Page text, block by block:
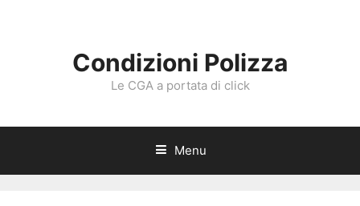
Condizioni Polizza
Le CGA a portata di click
Menu